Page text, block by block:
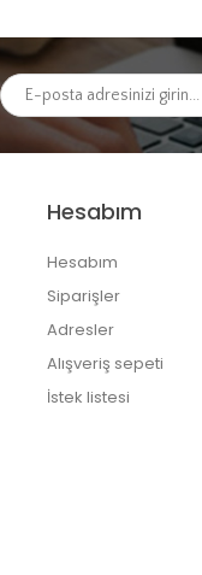
Hesabım
Hesabım
Siparişler
Adresler
Alışveriş sepeti
İstek listesi